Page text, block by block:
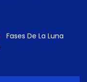
Fases De La Luna